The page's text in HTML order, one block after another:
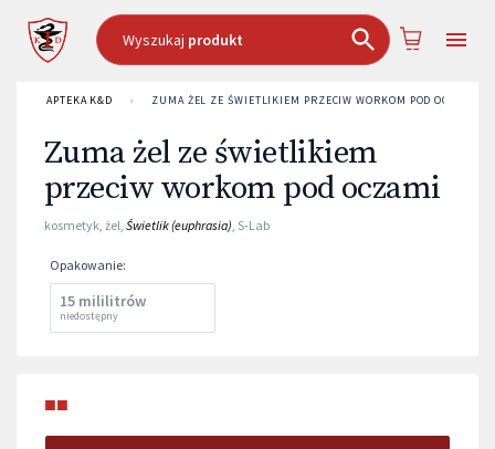
Wyszukaj produkt
APTEKA K&D › ZUMA ŻEL ZE ŚWIETLIKIEM PRZECIW WORKOM POD OCZAMI
Zuma żel ze świetlikiem
przeciw workom pod oczami
kosmetyk, żel, Świetlik (euphrasia), S-Lab
Opakowanie:
15 mililitrów
niedostępny
■■